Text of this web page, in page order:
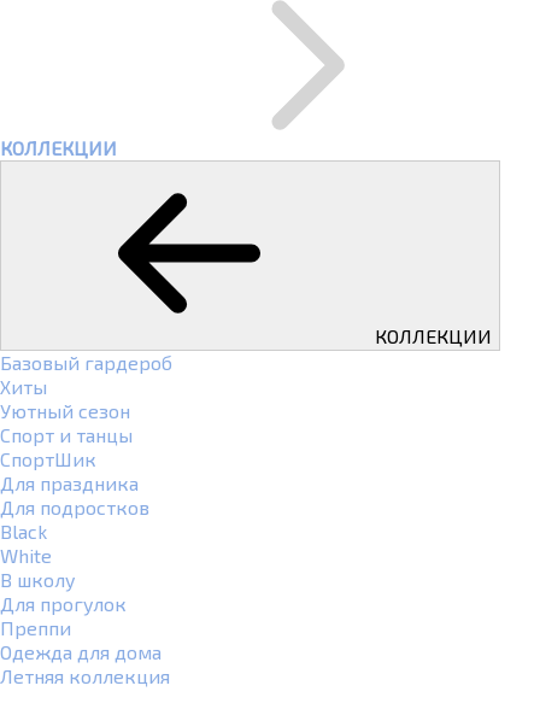
КОЛЛЕКЦИИ
КОЛЛЕКЦИИ
Базовый гардероб
Хиты
Уютный сезон
Спорт и танцы
СпортШик
Для праздника
Для подростков
Black
White
В школу
Для прогулок
Преппи
Одежда для дома
Летняя коллекция